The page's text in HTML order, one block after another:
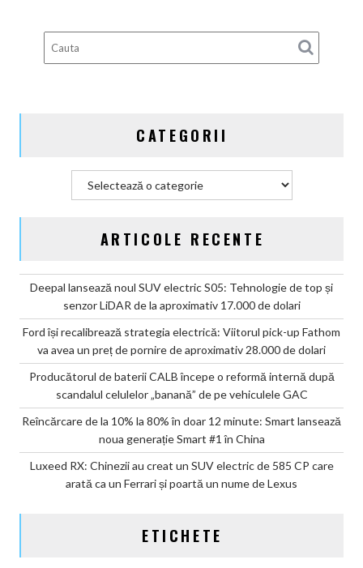
CATEGORII
ARTICOLE RECENTE
Deepal lansează noul SUV electric S05: Tehnologie de top și
senzor LiDAR de la aproximativ 17.000 de dolari
Ford își recalibrează strategia electrică: Viitorul pick-up Fathom
va avea un preț de pornire de aproximativ 28.000 de dolari
Producătorul de baterii CALB începe o reformă internă după
scandalul celulelor „banană” de pe vehiculele GAC
Reîncărcare de la 10% la 80% în doar 12 minute: Smart lansează
noua generație Smart #1 în China
Luxeed RX: Chinezii au creat un SUV electric de 585 CP care
arată ca un Ferrari și poartă un nume de Lexus
ETICHETE